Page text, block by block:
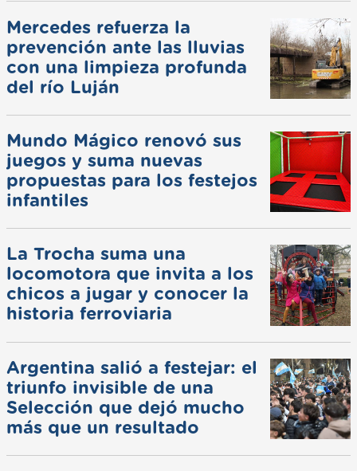
Mercedes refuerza la
prevención ante las lluvias
con una limpieza profunda
del río Luján
Mundo Mágico renovó sus
juegos y suma nuevas
propuestas para los festejos
infantiles
La Trocha suma una
locomotora que invita a los
chicos a jugar y conocer la
historia ferroviaria
Argentina salió a festejar: el
triunfo invisible de una
Selección que dejó mucho
más que un resultado